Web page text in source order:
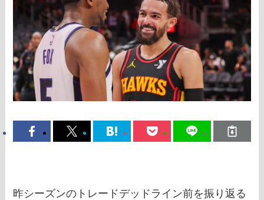
昨シーズンのトレードデッドライン前を振り返る